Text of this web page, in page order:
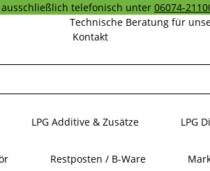
telefonisch unter 06074-
Technische Beratung für
Kontakt
LPG Additive & Zusätze LPG
Restposten / B-Ware